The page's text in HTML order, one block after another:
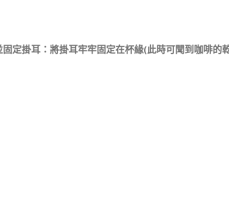
定掛耳：將掛耳牢牢固定在杯緣(此時可聞到咖啡的